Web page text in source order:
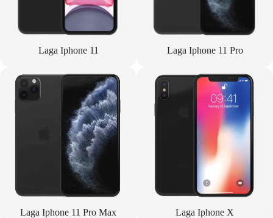
Laga Iphone 11 Laga Iphone 11 Pro
Laga Iphone 11 Pro Max Laga Iphone X